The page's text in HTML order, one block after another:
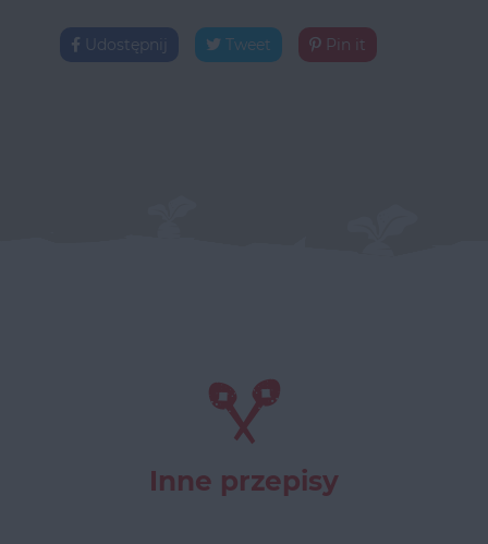
Udostępnij Tweet Pin it
Inne przepisy